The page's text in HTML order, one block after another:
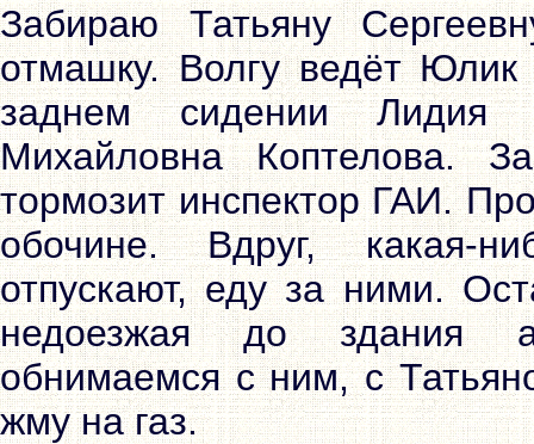
Забираю Татьяну
отмашку. Волгу ведёт
заднем сидении Лидия
Михайловна Коптелова.
тормозит инспектор ГАИ.
обочине. Вдруг, какая-
отпускают, еду за ними.
недоезжая до здания
обнимаемся с ним, с
жму на газ.